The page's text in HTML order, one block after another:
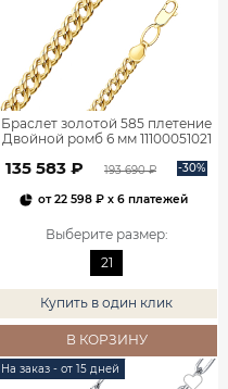
Браслет золотой 585 плетение
Двойной ромб 6 мм 11100051021
135 583 ₽ 193 690 ₽ -30%
от22 598 ₽ x 6 платежей
Выберите размер:
21
Купить в один клик
В КОРЗИНУ
На заказ - от 15 дней